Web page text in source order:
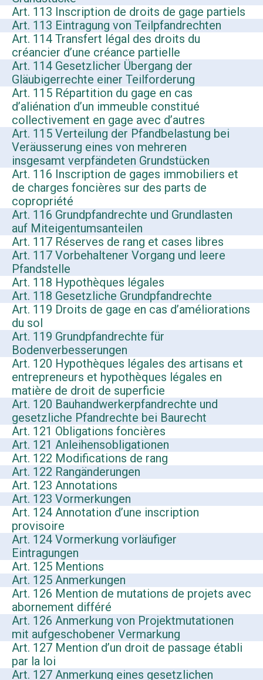
Art. 113 Inscription de droits de gage partiels
Art. 113 Eintragung von Teilpfandrechten
Art. 114 Transfert légal des droits du
créancier d’une créance partielle
Art. 114 Gesetzlicher Übergang der
Gläubigerrechte einer Teilforderung
Art. 115 Répartition du gage en cas
d’aliénation d’un immeuble constitué
collectivement en gage avec d’autres
Art. 115 Verteilung der Pfandbelastung bei
Veräusserung eines von mehreren
insgesamt verpfändeten Grundstücken
Art. 116 Inscription de gages immobiliers et
de charges foncières sur des parts de
copropriété
Art. 116 Grundpfandrechte und Grundlasten
auf Miteigentumsanteilen
Art. 117 Réserves de rang et cases libres
Art. 117 Vorbehaltener Vorgang und leere
Pfandstelle
Art. 118 Hypothèques légales
Art. 118 Gesetzliche Grundpfandrechte
Art. 119 Droits de gage en cas d’améliorations
du sol
Art. 119 Grundpfandrechte für
Bodenverbesserungen
Art. 120 Hypothèques légales des artisans et
entrepreneurs et hypothèques légales en
matière de droit de superficie
Art. 120 Bauhandwerkerpfandrechte und
gesetzliche Pfandrechte bei Baurecht
Art. 121 Obligations foncières
Art. 121 Anleihensobligationen
Art. 122 Modifications de rang
Art. 122 Rangänderungen
Art. 123 Annotations
Art. 123 Vormerkungen
Art. 124 Annotation d’une inscription
provisoire
Art. 124 Vormerkung vorläufiger
Eintragungen
Art. 125 Mentions
Art. 125 Anmerkungen
Art. 126 Mention de mutations de projets avec
abornement différé
Art. 126 Anmerkung von Projektmutationen
mit aufgeschobener Vermarkung
Art. 127 Mention d’un droit de passage établi
par la loi
Art. 127 Anmerkung eines gesetzlichen